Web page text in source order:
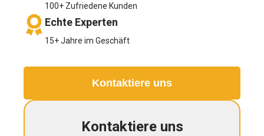
100+ Zufriedene Kunden
Echte Experten
15+ Jahre im Geschäft
Kontaktiere uns
Kontaktiere uns